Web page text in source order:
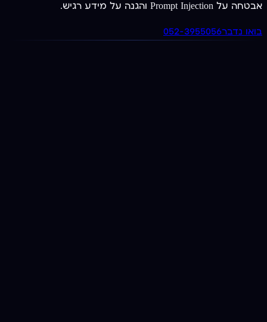
אבטחה על Prompt Injection והגנה על מידע רגיש.
בואו נדבר052-3955056